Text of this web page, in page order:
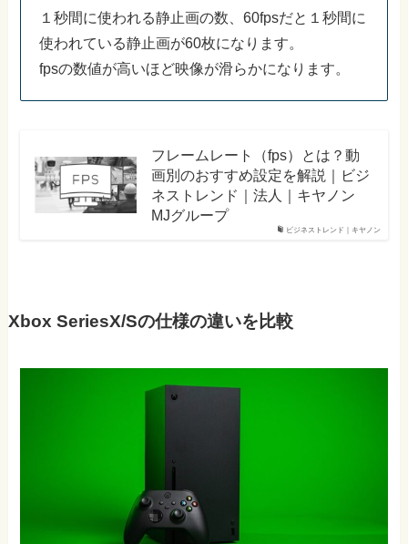
１秒間に使われる静止画の数、60fpsだと１秒間に
使われている静止画が60枚になります。
fpsの数値が高いほど映像が滑らかになります。
ビジネストレンド｜キヤノン
フレームレート（fps）とは？動
画別のおすすめ設定を解説｜ビジ
ネストレンド｜法人｜キヤノン
MJグループ
Xbox SeriesX/Sの仕様の違いを比較